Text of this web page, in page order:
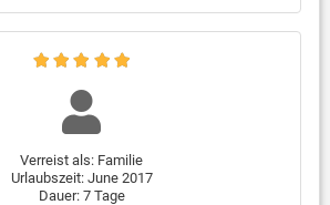
Verreist als: Familie
Urlaubszeit: June 2017
Dauer: 7 Tage